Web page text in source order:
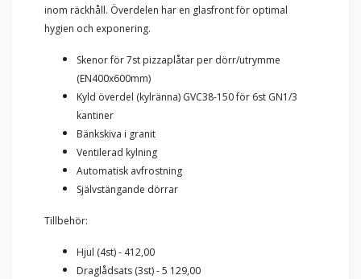
inom räckhåll. Överdelen har en glasfront för optimal
hygien och exponering.
Skenor för 7st pizzaplåtar per dörr/utrymme
(EN400x600mm)
Kyld överdel (kylränna) GVC38-150 för 6st GN1/3
kantiner
Bänkskiva i granit
Ventilerad kylning
Automatisk avfrostning
Självstängande dörrar
Tillbehör:
Hjul (4st) - 412,00
Draglådsats (3st) - 5 129,00